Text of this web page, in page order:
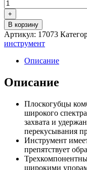
+
В корзину
Артикул: 17073
инструмент
Описание
Описание
Плоскогубцы
широкого
захвата и
перекусывания
Инструмент
препятствует
широкими